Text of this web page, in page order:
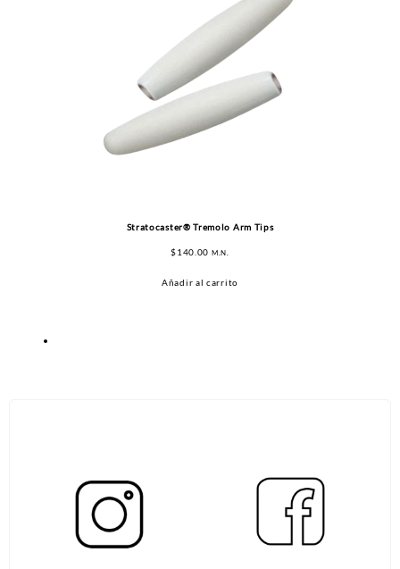
Stratocaster® Tremolo Arm Tips
$140.00 M.N.
Añadir al carrito